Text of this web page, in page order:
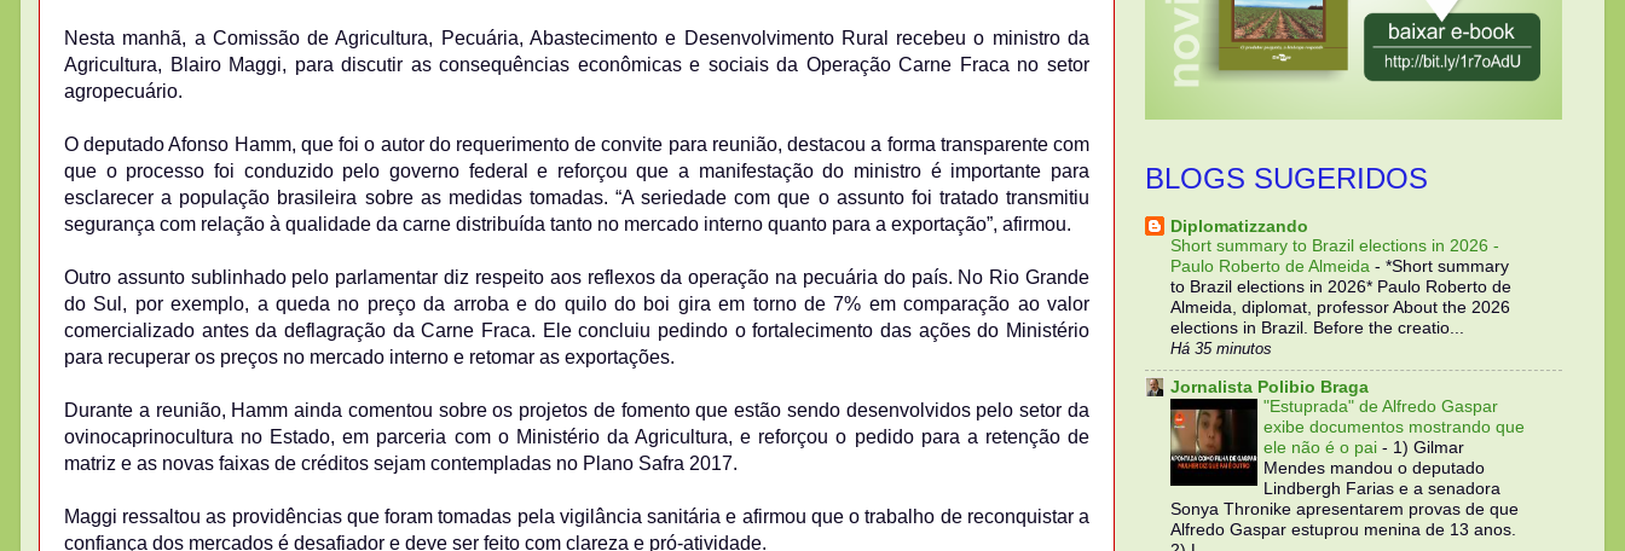
Nesta manhã, a Comissão de Agricultura, Pecuária, Abastecimento e Desenvolvimento Rural recebeu o ministro da
Agricultura, Blairo Maggi, para discutir as consequências econômicas e sociais da Operação Carne Fraca no setor
agropecuário.
O deputado Afonso Hamm, que foi o autor do requerimento de convite para reunião, destacou a forma transparente com
que o processo foi conduzido pelo governo federal e reforçou que a manifestação do ministro é importante para
esclarecer a população brasileira sobre as medidas tomadas. “A seriedade com que o assunto foi tratado transmitiu
segurança com relação à qualidade da carne distribuída tanto no mercado interno quanto para a exportação”, afirmou.
Outro assunto sublinhado pelo parlamentar diz respeito aos reflexos da operação na pecuária do país. No Rio Grande
do Sul, por exemplo, a queda no preço da arroba e do quilo do boi gira em torno de 7% em comparação ao valor
comercializado antes da deflagração da Carne Fraca. Ele concluiu pedindo o fortalecimento das ações do Ministério
para recuperar os preços no mercado interno e retomar as exportações.
Durante a reunião, Hamm ainda comentou sobre os projetos de fomento que estão sendo desenvolvidos pelo setor da
ovinocaprinocultura no Estado, em parceria com o Ministério da Agricultura, e reforçou o pedido para a retenção de
matriz e as novas faixas de créditos sejam contempladas no Plano Safra 2017.
Maggi ressaltou as providências que foram tomadas pela vigilância sanitária e afirmou que o trabalho de reconquistar a
confiança dos mercados é desafiador e deve ser feito com clareza e pró-atividade.
BLOGS SUGERIDOS
Diplomatizzando
Short summary to Brazil elections in 2026 -
Paulo Roberto de Almeida - *Short summary
to Brazil elections in 2026* Paulo Roberto de
Almeida, diplomat, professor About the 2026
elections in Brazil. Before the creatio...
Há 35 minutos
Jornalista Polibio Braga
"Estuprada" de Alfredo Gaspar
exibe documentos mostrando que
ele não é o pai - 1) Gilmar
Mendes mandou o deputado
Lindbergh Farias e a senadora
Sonya Thronike apresentarem provas de que
Alfredo Gaspar estuprou menina de 13 anos.